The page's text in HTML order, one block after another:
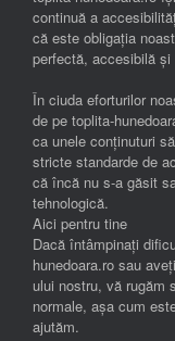
continuă a
că este obligația
perfectă, accesibilă
În ciuda eforturilor
de pe toplita-
ca unele conținuturi
stricte standarde de
că încă nu s-a găsit
tehnologică.
Aici pentru tine
Dacă întâmpinați
hunedoara.ro sau
ului nostru, vă rugăm
normale, așa cum
ajutăm.